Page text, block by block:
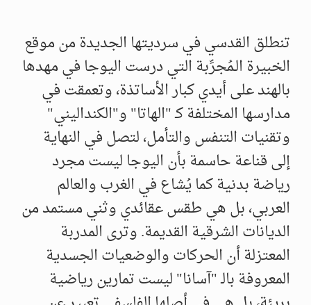
​تنطلق القدسي في سرديتها الجديدة من موقع
الخبيرة الـمُجرِّبة التي درست اليوجا في مهدها
بالهند على أيدي كبار الأساتذة، وتعمقت في
مدارسها المختلفة كـ "الهاتا" و"الكنداليني"
وتقنيات التنفس والتأمل، لتصل في النهاية
إلى قناعة حاسمة بأن اليوجا ليست مجرد
رياضة بدنية كما يُشاع في الغرب والعالم
العربي، بل هي طقس عقائدي وثني مستمد من
الديانات الشرقية القديمة. وترى المدربة
المعتزلة أن الحركات والوضعيات الجسدية
المعروفة بالـ "آسانا" ليست تمارين رياضية